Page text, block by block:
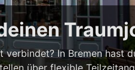
In Bremen hast